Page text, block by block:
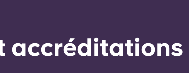
accréditations